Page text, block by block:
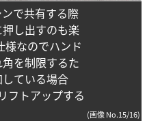
で共有する際
し出すのも楽
様なのでハンド
を制限するた
ている場合
フトアップする
(画像 No.15/16)